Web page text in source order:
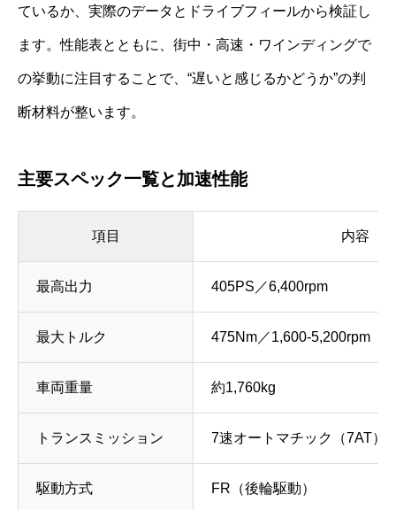
ているか、実際のデータとドライブフィールから検証し
ます。性能表とともに、街中・高速・ワインディングで
の挙動に注目することで、“遅いと感じるかどうか”の判
断材料が整います。
主要スペック一覧と加速性能
項目 内容
最高出力 405PS／6,400rpm
最大トルク 475Nm／1,600-5,200rpm
車両重量 約1,760kg
トランスミッション 7速オートマチック（7AT）
駆動方式 FR（後輪駆動）